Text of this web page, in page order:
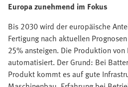
Europa zunehmend im Fokus
Bis 2030 wird der europäische
Fertigung nach aktuellen
25% ansteigen. Die Produktion
automatisiert. Der Grund: Bei
Produkt kommt es auf gute